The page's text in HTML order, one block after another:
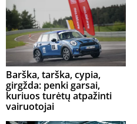
Barška, tarška, cypia,
girgžda: penki garsai,
kuriuos turėtų atpažinti
vairuotojai